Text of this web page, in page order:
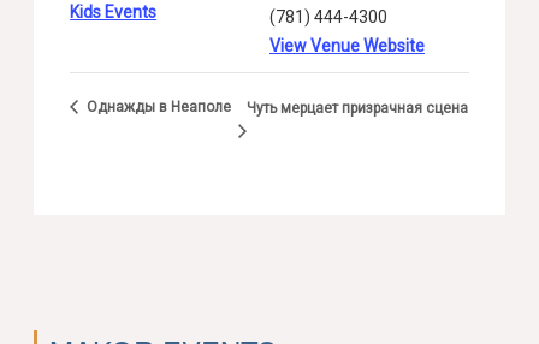
Kids Events
(781) 444-4300
View Venue Website
Однажды в Неаполе Чуть мерцает призрачная сцена